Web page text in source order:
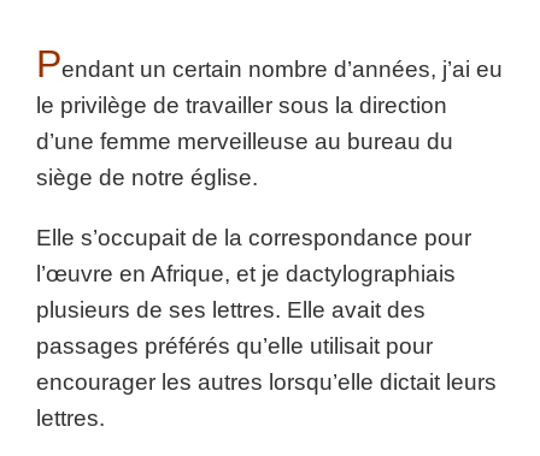
Pendant un certain nombre d’années, j’ai eu
le privilège de travailler sous la direction
d’une femme merveilleuse au bureau du
siège de notre église.
Elle s’occupait de la correspondance pour
l’œuvre en Afrique, et je dactylographiais
plusieurs de ses lettres. Elle avait des
passages préférés qu’elle utilisait pour
encourager les autres lorsqu’elle dictait leurs
lettres.